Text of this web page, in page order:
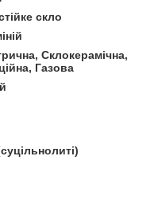
скло
Склокерамічна,
Газова